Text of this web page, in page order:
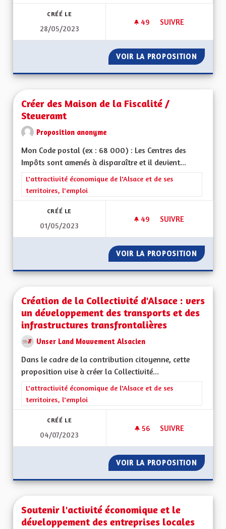
CRÉÉ LE
28/05/2023
49 49 ABONNÉS
SUIVRE
VOIR LA PROPOSITION
Créer des Maison de la Fiscalité /
Steueramt
Proposition anonyme
Mon Code postal (ex : 68 000) : Les Centres des
Impôts sont amenés à disparaître et il devient...
Filtrer les résultats de la catégorie : L'attractivité
L'attractivité économique de l'Alsace et de ses
territoires, l'emploi
CRÉÉ LE
01/05/2023
49 49 ABONNÉS
SUIVRE
VOIR LA PROPOSITION
Création de la Collectivité d'Alsace : vers
un développement des transports et des
infrastructures transfrontalières
Unser Land Mouvement Alsacien
Dans le cadre de la contribution citoyenne, cette
proposition vise à créer la Collectivité...
Filtrer les résultats de la catégorie : L'attractivité
L'attractivité économique de l'Alsace et de ses
territoires, l'emploi
CRÉÉ LE
04/07/2023
56 56 ABONNÉS
SUIVRE
VOIR LA PROPOSITION
Soutenir l'activité économique et le
développement des entreprises locales